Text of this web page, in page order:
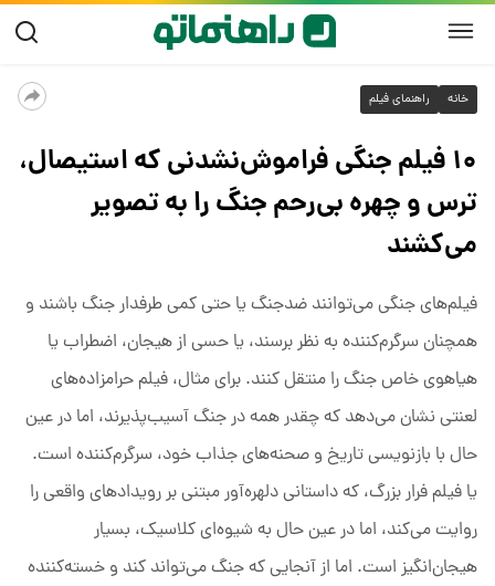
خانه راهنمای فیلم
۱۰ فیلم جنگی فراموش‌نشدنی که استیصال،
ترس و چهره بی‌رحم جنگ را به تصویر
می‌کشند
فیلم‌های جنگی می‌توانند ضدجنگ یا حتی کمی طرفدار جنگ باشند و
همچنان سرگرم‌کننده به نظر برسند، یا حسی از هیجان، اضطراب یا
هیاهوی خاص جنگ را منتقل کنند. برای مثال، فیلم حرامزاده‌های
لعنتی نشان می‌دهد که چقدر همه در جنگ آسیب‌پذیرند، اما در عین
حال با بازنویسی تاریخ و صحنه‌های جذاب خود، سرگرم‌کننده است.
یا فیلم فرار بزرگ، که داستانی دلهره‌آور مبتنی بر رویدادهای واقعی را
روایت می‌کند، اما در عین حال به شیوه‌ای کلاسیک، بسیار
هیجان‌انگیز است. اما از آنجایی که جنگ می‌تواند کند و خسته‌کننده